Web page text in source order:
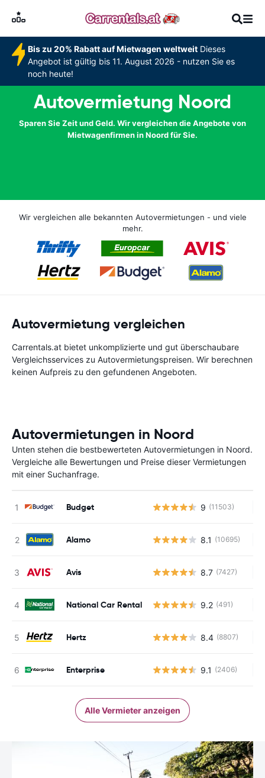
Bis zu 20% Rabatt auf Mietwagen weltweitDieses
Angebot ist gültig bis 11. August 2026 - nutzen Sie es
noch heute!
Autovermietung Noord
Sparen Sie Zeit und Geld. Wir vergleichen die Angebote von
Mietwagenfirmen in Noord für Sie.
Wir vergleichen alle bekannten Autovermietungen - und viele
mehr.
Autovermietung vergleichen
Carrentals.at bietet unkomplizierte und gut überschaubare
Vergleichsservices zu Autovermietungspreisen. Wir berechnen
keinen Aufpreis zu den gefundenen Angeboten.
Autovermietungen in Noord
Unten stehen die bestbewerteten Autovermietungen in Noord.
Vergleiche alle Bewertungen und Preise dieser Vermietungen
mit einer Suchanfrage.
Budget 9 (11503)
Alamo 8.1 (10695)
Avis 8.7 (7427)
National Car Rental 9.2 (491)
Hertz 8.4 (8807)
Enterprise 9.1 (2406)
Alle Vermieter anzeigen